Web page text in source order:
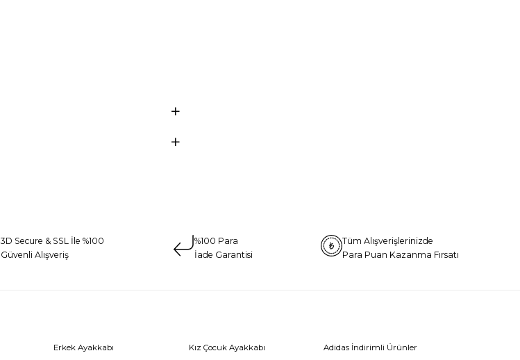
3D Secure & SSL İle %100
Güvenli Alışveriş
%100 Para
İade Garantisi
Tüm Alışverişlerinizde
Para Puan Kazanma Fırsatı
Erkek Ayakkabı
Kız Çocuk Ayakkabı
Adidas İndirimli Ürünler